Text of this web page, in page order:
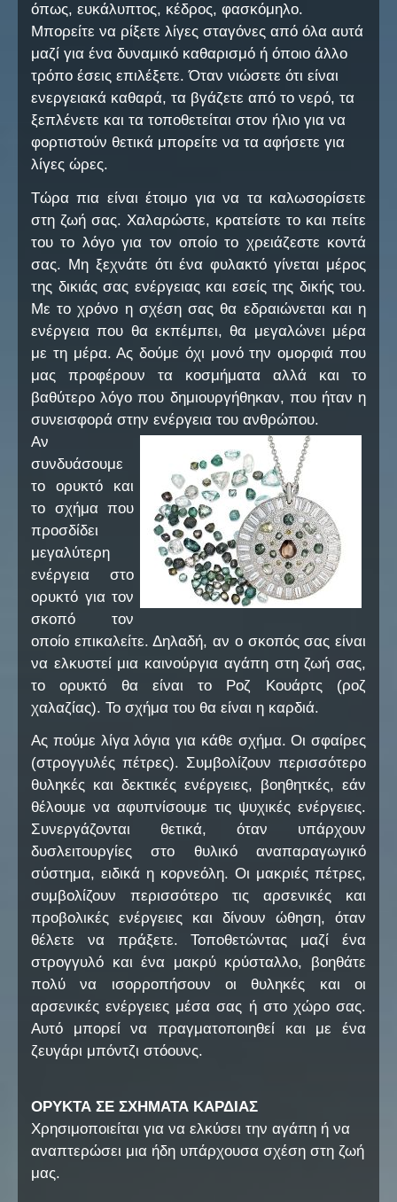
όπως, ευκάλυπτος, κέδρος, φασκόμηλο.
Μπορείτε να ρίξετε λίγες σταγόνες από όλα αυτά
μαζί για ένα δυναμικό καθαρισμό ή όποιο άλλο
τρόπο έσεις επιλέξετε. Όταν νιώσετε ότι είναι
ενεργειακά καθαρά, τα βγάζετε από το νερό, τα
ξεπλένετε και τα τοποθετείται στον ήλιο για να
φορτιστούν θετικά μπορείτε να τα αφήσετε για
λίγες ώρες.
Τώρα πια είναι έτοιμο για να τα καλωσορίσετε
στη ζωή σας. Χαλαρώστε, κρατείστε το και πείτε
του το λόγο για τον οποίο το χρειάζεστε κοντά
σας. Μη ξεχνάτε ότι ένα φυλακτό γίνεται μέρος
της δικιάς σας ενέργειας και εσείς της δικής του.
Με το χρόνο η σχέση σας θα εδραιώνεται και η
ενέργεια που θα εκπέμπει, θα μεγαλώνει μέρα
με τη μέρα. Ας δούμε όχι μονό την ομορφιά που
μας προφέρουν τα κοσμήματα αλλά και το
βαθύτερο λόγο που δημιουργήθηκαν, που ήταν η
συνεισφορά στην ενέργεια του ανθρώπου.
Αν
συνδυάσουμε
το ορυκτό και
το σχήμα που
προσδίδει
μεγαλύτερη
ενέργεια στο
ορυκτό για τον
σκοπό τον
οποίο επικαλείτε. Δηλαδή, αν ο σκοπός σας είναι
να ελκυστεί μια καινούργια αγάπη στη ζωή σας,
το ορυκτό θα είναι το Ροζ Κουάρτς (ροζ
χαλαζίας). Το σχήμα του θα είναι η καρδιά.
Ας πούμε λίγα λόγια για κάθε σχήμα. Οι σφαίρες
(στρογγυλές πέτρες). Συμβολίζουν περισσότερο
θυληκές και δεκτικές ενέργειες, βοηθητκές, εάν
θέλουμε να αφυπνίσουμε τις ψυχικές ενέργειες.
Συνεργάζονται θετικά, όταν υπάρχουν
δυσλειτουργίες στο θυλικό αναπαραγωγικό
σύστημα, ειδικά η κορνεόλη. Οι μακριές πέτρες,
συμβολίζουν περισσότερο τις αρσενικές και
προβολικές ενέργειες και δίνουν ώθηση, όταν
θέλετε να πράξετε. Τοποθετώντας μαζί ένα
στρογγυλό και ένα μακρύ κρύσταλλο, βοηθάτε
πολύ να ισορροπήσουν οι θυληκές και οι
αρσενικές ενέργειες μέσα σας ή στο χώρο σας.
Αυτό μπορεί να πραγματοποιηθεί και με ένα
ζευγάρι μπόντζι στόουνς.
ΟΡΥΚΤΑ ΣΕ ΣΧΗΜΑΤΑ ΚΑΡΔΙΑΣ
Χρησιμοποιείται για να ελκύσει την αγάπη ή να
αναπτερώσει μια ήδη υπάρχουσα σχέση στη ζωή
μας.